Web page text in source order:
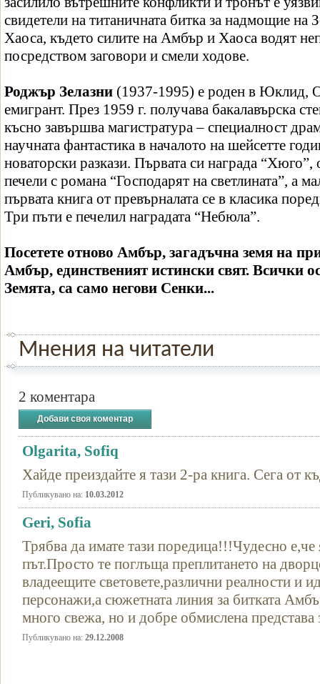
свидетели на титаничната битка за надмощие на
Хаоса, където силите на Амбър и Хаоса водят
посредством заговори и смели ходове.
Роджър Зелазни (1937-1995) е роден в Юклид,
емигрант. През 1959 г. получава бакалавърска
късно завършва магистратура – специалност
научната фантастика в началото на шейсетте
новаторски разкази. Първата си награда
печели с романа “Господарят на светлината”, а
първата книга от превърналата се в класика
Три пъти е печелил наградата “Небюла”.
Посетете отново Амбър, загадъчна земя на
Амбър, единственият истински свят. Всички
Земята, са само негови Сенки...
Мнения на читатели
2 коментара
Добави своя коментар
Olgarita, Sofiq
Хайде преиздайте я тази 2-ра книга. Сега от
Публикувано на: 10.03.2012
Geri, Sofia
Трябва да имате тази поредица!!!Чудесно е,че
път.Просто те поглъща преплитането на
владеещите световете,различни реалности и
персонажи,а сюжетната линия за битката
много свежа, но и добре обмислена представа
Публикувано на: 29.12.2008